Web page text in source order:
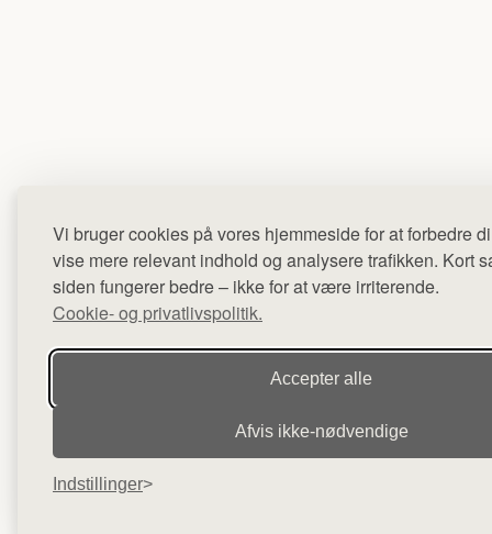
Vi bruger cookies på vores hjemmeside for at forbedre
vise mere relevant indhold og analysere trafikken. Kort
siden fungerer bedre – ikke for at være irriterende.
Cookie- og privatlivspolitik.
Accepter alle
Afvis ikke‑nødvendige
Indstillinger